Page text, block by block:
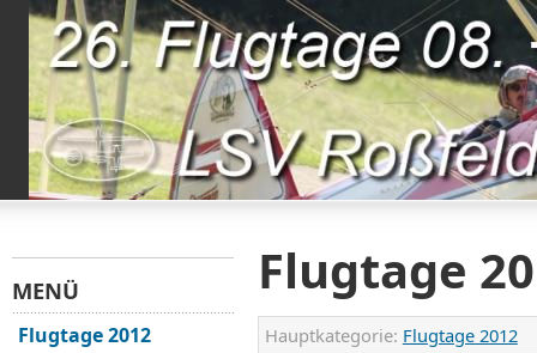
Flugtage
Hauptkategorie: Flugtage 2012
MENÜ
Flugtage 2012